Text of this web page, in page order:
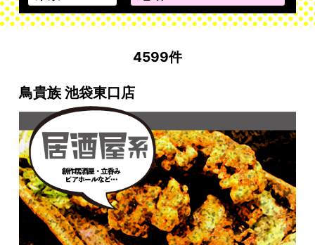
4599件
鳥貴族 池袋東口店